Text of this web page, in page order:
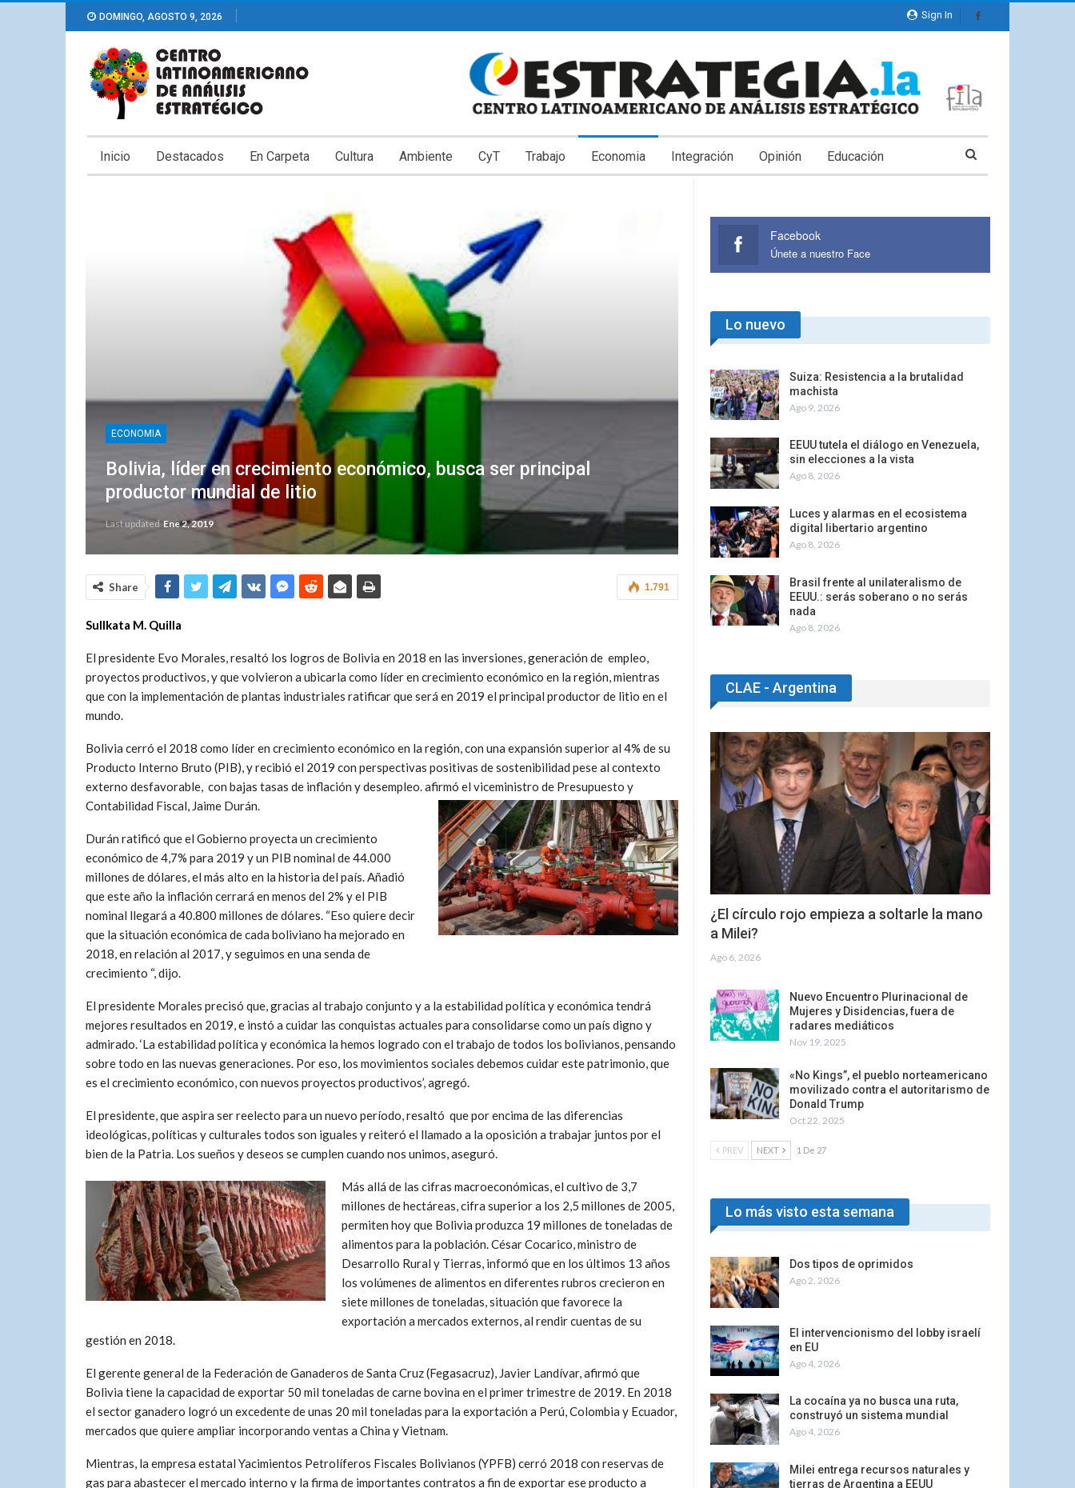
Sign In
DOMINGO, AGOSTO 9, 2026
Inicio Destacados En Carpeta Cultura Ambiente CyT Trabajo Economia Integración Opinión Educación
ECONOMIA
Bolivia, líder en crecimiento económico, busca ser principal
productor mundial de litio
Last updated Ene 2, 2019
1.791
Share
Sullkata M. Quilla
El presidente Evo Morales, resaltó los logros de Bolivia en 2018 en las inversiones, generación de empleo,
proyectos productivos, y que volvieron a ubicarla como líder en crecimiento económico en la región, mientras
que con la implementación de plantas industriales ratificar que será en 2019 el principal productor de litio en el
mundo.
Bolivia cerró el 2018 como líder en crecimiento económico en la región, con una expansión superior al 4% de su
Producto Interno Bruto (PIB), y recibió el 2019 con perspectivas positivas de sostenibilidad pese al contexto
externo desfavorable, con bajas tasas de inflación y desempleo. afirmó el viceministro de Presupuesto y
Contabilidad Fiscal, Jaime Durán.
Durán ratificó que el Gobierno proyecta un crecimiento
económico de 4,7% para 2019 y un PIB nominal de 44.000
millones de dólares, el más alto en la historia del país. Añadió
que este año la inflación cerrará en menos del 2% y el PIB
nominal llegará a 40.800 millones de dólares. “Eso quiere decir
que la situación económica de cada boliviano ha mejorado en
2018, en relación al 2017, y seguimos en una senda de
crecimiento “, dijo.
El presidente Morales precisó que, gracias al trabajo conjunto y a la estabilidad política y económica tendrá
mejores resultados en 2019, e instó a cuidar las conquistas actuales para consolidarse como un país digno y
admirado. ‘La estabilidad política y económica la hemos logrado con el trabajo de todos los bolivianos, pensando
sobre todo en las nuevas generaciones. Por eso, los movimientos sociales debemos cuidar este patrimonio, que
es el crecimiento económico, con nuevos proyectos productivos’, agregó.
El presidente, que aspira ser reelecto para un nuevo período, resaltó que por encima de las diferencias
ideológicas, políticas y culturales todos son iguales y reiteró el llamado a la oposición a trabajar juntos por el
bien de la Patria. Los sueños y deseos se cumplen cuando nos unimos, aseguró.
Más allá de las cifras macroeconómicas, el cultivo de 3,7
millones de hectáreas, cifra superior a los 2,5 millones de 2005,
permiten hoy que Bolivia produzca 19 millones de toneladas de
alimentos para la población. César Cocarico, ministro de
Desarrollo Rural y Tierras, informó que en los últimos 13 años
los volúmenes de alimentos en diferentes rubros crecieron en
siete millones de toneladas, situación que favorece la
exportación a mercados externos, al rendir cuentas de su
gestión en 2018.
El gerente general de la Federación de Ganaderos de Santa Cruz (Fegasacruz), Javier Landívar, afirmó que
Bolivia tiene la capacidad de exportar 50 mil toneladas de carne bovina en el primer trimestre de 2019. En 2018
el sector ganadero logró un excedente de unas 20 mil toneladas para la exportación a Perú, Colombia y Ecuador,
mercados que quiere ampliar incorporando ventas a China y Vietnam.
Mientras, la empresa estatal Yacimientos Petrolíferos Fiscales Bolivianos (YPFB) cerró 2018 con reservas de
gas para abastecer el mercado interno y la firma de importantes contratos a fin de exportar ese producto a
Facebook
Únete a nuestro Face
Lo nuevo
Suiza: Resistencia a la brutalidad
machista
Ago 9, 2026
EEUU tutela el diálogo en Venezuela,
sin elecciones a la vista
Ago 8, 2026
Luces y alarmas en el ecosistema
digital libertario argentino
Ago 8, 2026
Brasil frente al unilateralismo de
EEUU.: serás soberano o no serás
nada
Ago 8, 2026
CLAE - Argentina
¿El círculo rojo empieza a soltarle la mano
a Milei?
Ago 6, 2026
Nuevo Encuentro Plurinacional de
Mujeres y Disidencias, fuera de
radares mediáticos
Nov 19, 2025
«No Kings”, el pueblo norteamericano
movilizado contra el autoritarismo de
Donald Trump
Oct 22, 2025
PREV NEXT 1 De 27
Lo más visto esta semana
Dos tipos de oprimidos
Ago 2, 2026
El intervencionismo del lobby israelí
en EU
Ago 4, 2026
La cocaína ya no busca una ruta,
construyó un sistema mundial
Ago 4, 2026
Milei entrega recursos naturales y
tierras de Argentina a EEUU